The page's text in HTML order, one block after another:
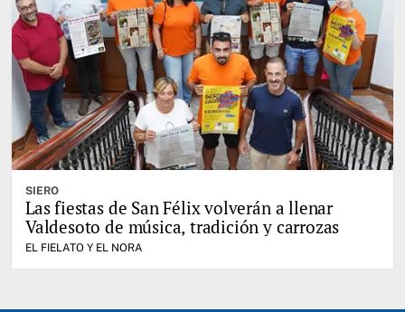
SIERO
Las fiestas de San Félix volverán a llenar
Valdesoto de música, tradición y carrozas
EL FIELATO Y EL NORA